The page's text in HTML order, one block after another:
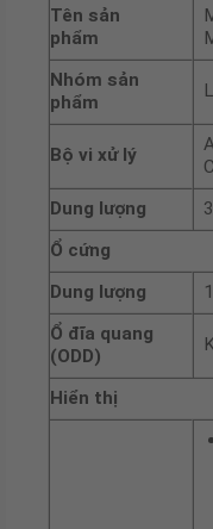
Tên sản
phẩm
Nhóm sản
phẩm
Bộ vi xử lý
Dung lượng
Ổ cứng
Dung lượng
Ổ đĩa quang
(ODD)
Hiển thị